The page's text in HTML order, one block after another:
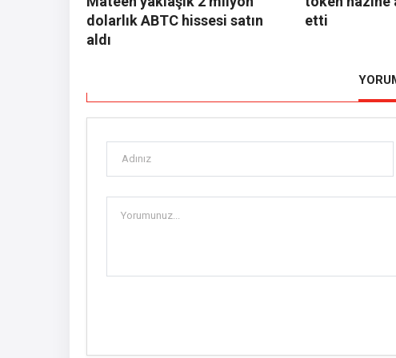
dolarlık ABTC hissesi satın
aldı
etti